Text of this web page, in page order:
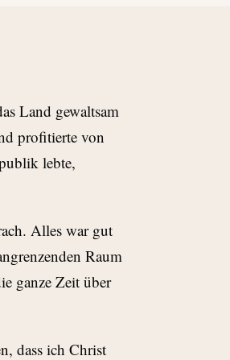
Land gewaltsam
profitierte von
lebte,
Alles war gut
Raum
ganze Zeit über
dass ich Christ